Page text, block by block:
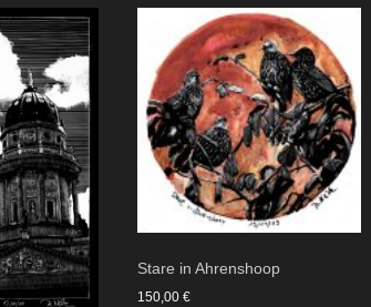
Stare in Ahrenshoop
150,00 €